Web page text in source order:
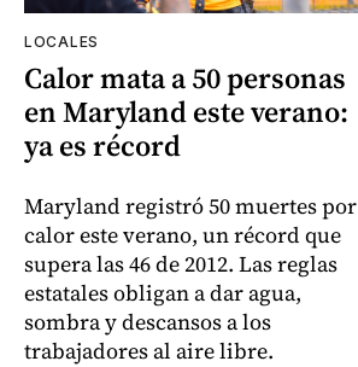
LOCALES
Calor mata a 50 personas
en Maryland este verano:
ya es récord
Maryland registró 50 muertes por
calor este verano, un récord que
supera las 46 de 2012. Las reglas
estatales obligan a dar agua,
sombra y descansos a los
trabajadores al aire libre.